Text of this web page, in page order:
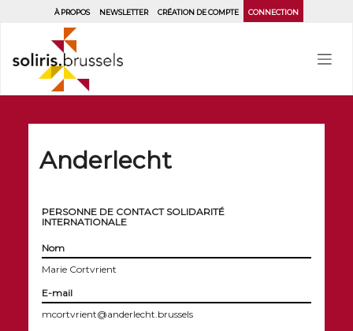
À PROPOS NEWSLETTER CRÉATION DE COMPTE CONNECTION
Anderlecht
PERSONNE DE CONTACT SOLIDARITÉ
INTERNATIONALE
Nom
Marie Cortvrient
E-mail
mcortvrient@anderlecht.brussels